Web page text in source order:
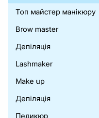
Топ майстер манікюру
Brow master
Депіляція
Lashmaker
Make up
Депіляція
Педикюр